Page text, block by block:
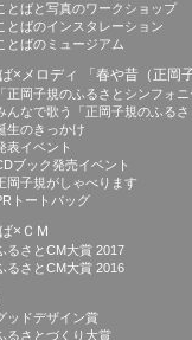
とばと写真のワークショップ
とばのインスタレーション
とばのミュージアム
×メロディ 「春や昔（正岡子
「正岡子規のふるさとシンフォ
んなで歌う「正岡子規のふるさ
生のきっかけ
表イベント
ブック発売イベント
岡子規がしゃべります
トートバッグ
×ＣＭ
ふるさとCM大賞 2017
ふるさとCM大賞 2016
ッドデザイン賞
ふるさとづくり大賞